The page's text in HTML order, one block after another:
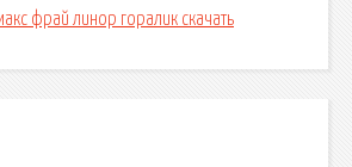
фрай линор горалик скачать